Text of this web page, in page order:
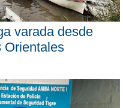
varada desde
Orientales